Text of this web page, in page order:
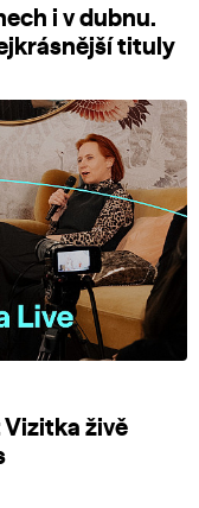
i v dubnu.
tituly
Vizitka živě